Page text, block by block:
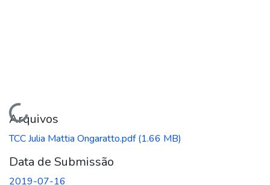
Carregando...
Arquivos
TCC Julia Mattia Ongaratto.pdf(1.66 MB)
Data de Submissão
2019-07-16